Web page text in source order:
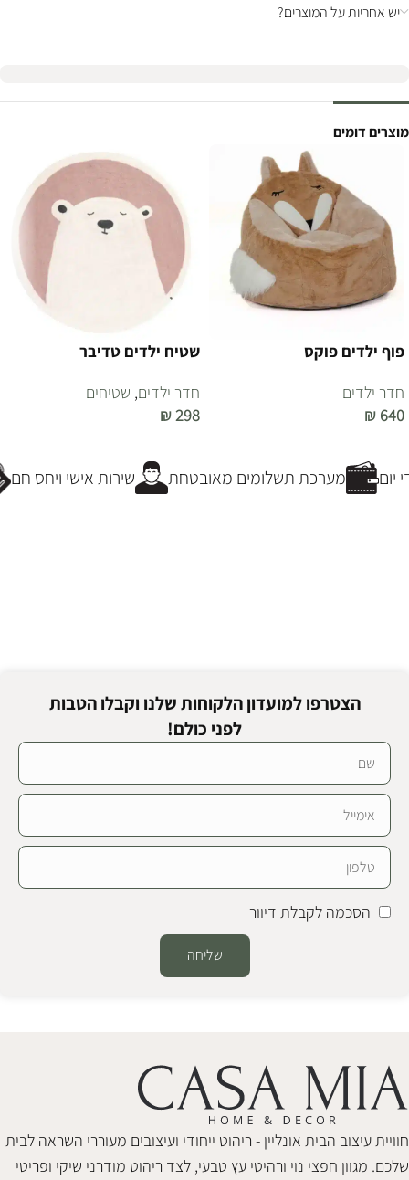
יש אחריות על המוצרים?
מוצרים דומים
פוף ילדים פוקס
חדר ילדים
₪ 640
שטיח ילדים טדיבר
חדר ילדים, שטיחים
₪298
שירות אישי ויחס חם מערכת תשלומים מאובטחת
הצטרפו למועדון הלקוחות שלנו וקבלו הטבות
לפני כולם!
הסכמה לקבלת דיוור
שליחה
חוויית עיצוב הבית אונליין - ריהוט ייחודי ועיצובים מעוררי השראה לבית
שלכם. מגוון חפצי נוי ורהיטי עץ טבעי, לצד ריהוט מודרני שיקי ופריטי